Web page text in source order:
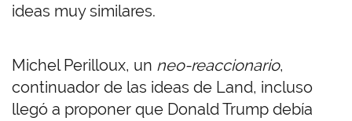
ideas muy similares.
Michel Perilloux, un neo-reaccionario,
continuador de las ideas de Land, incluso
llegó a proponer que Donald Trump debía